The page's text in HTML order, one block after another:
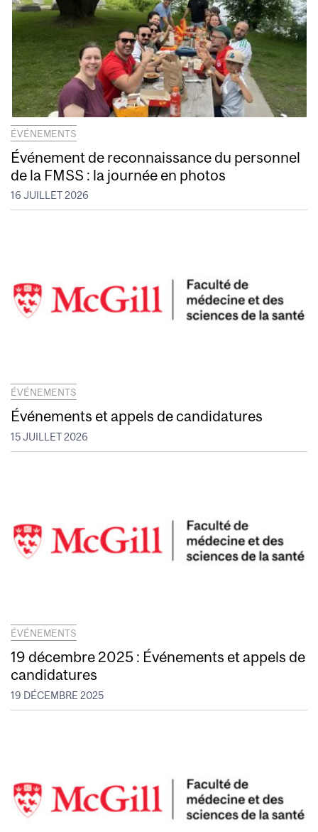
ÉVÉNEMENTS
Événement de reconnaissance du personnel
de la FMSS : la journée en photos
16 JUILLET 2026
ÉVÉNEMENTS
Événements et appels de candidatures
15 JUILLET 2026
ÉVÉNEMENTS
19 décembre 2025 : Événements et appels de
candidatures
19 DÉCEMBRE 2025